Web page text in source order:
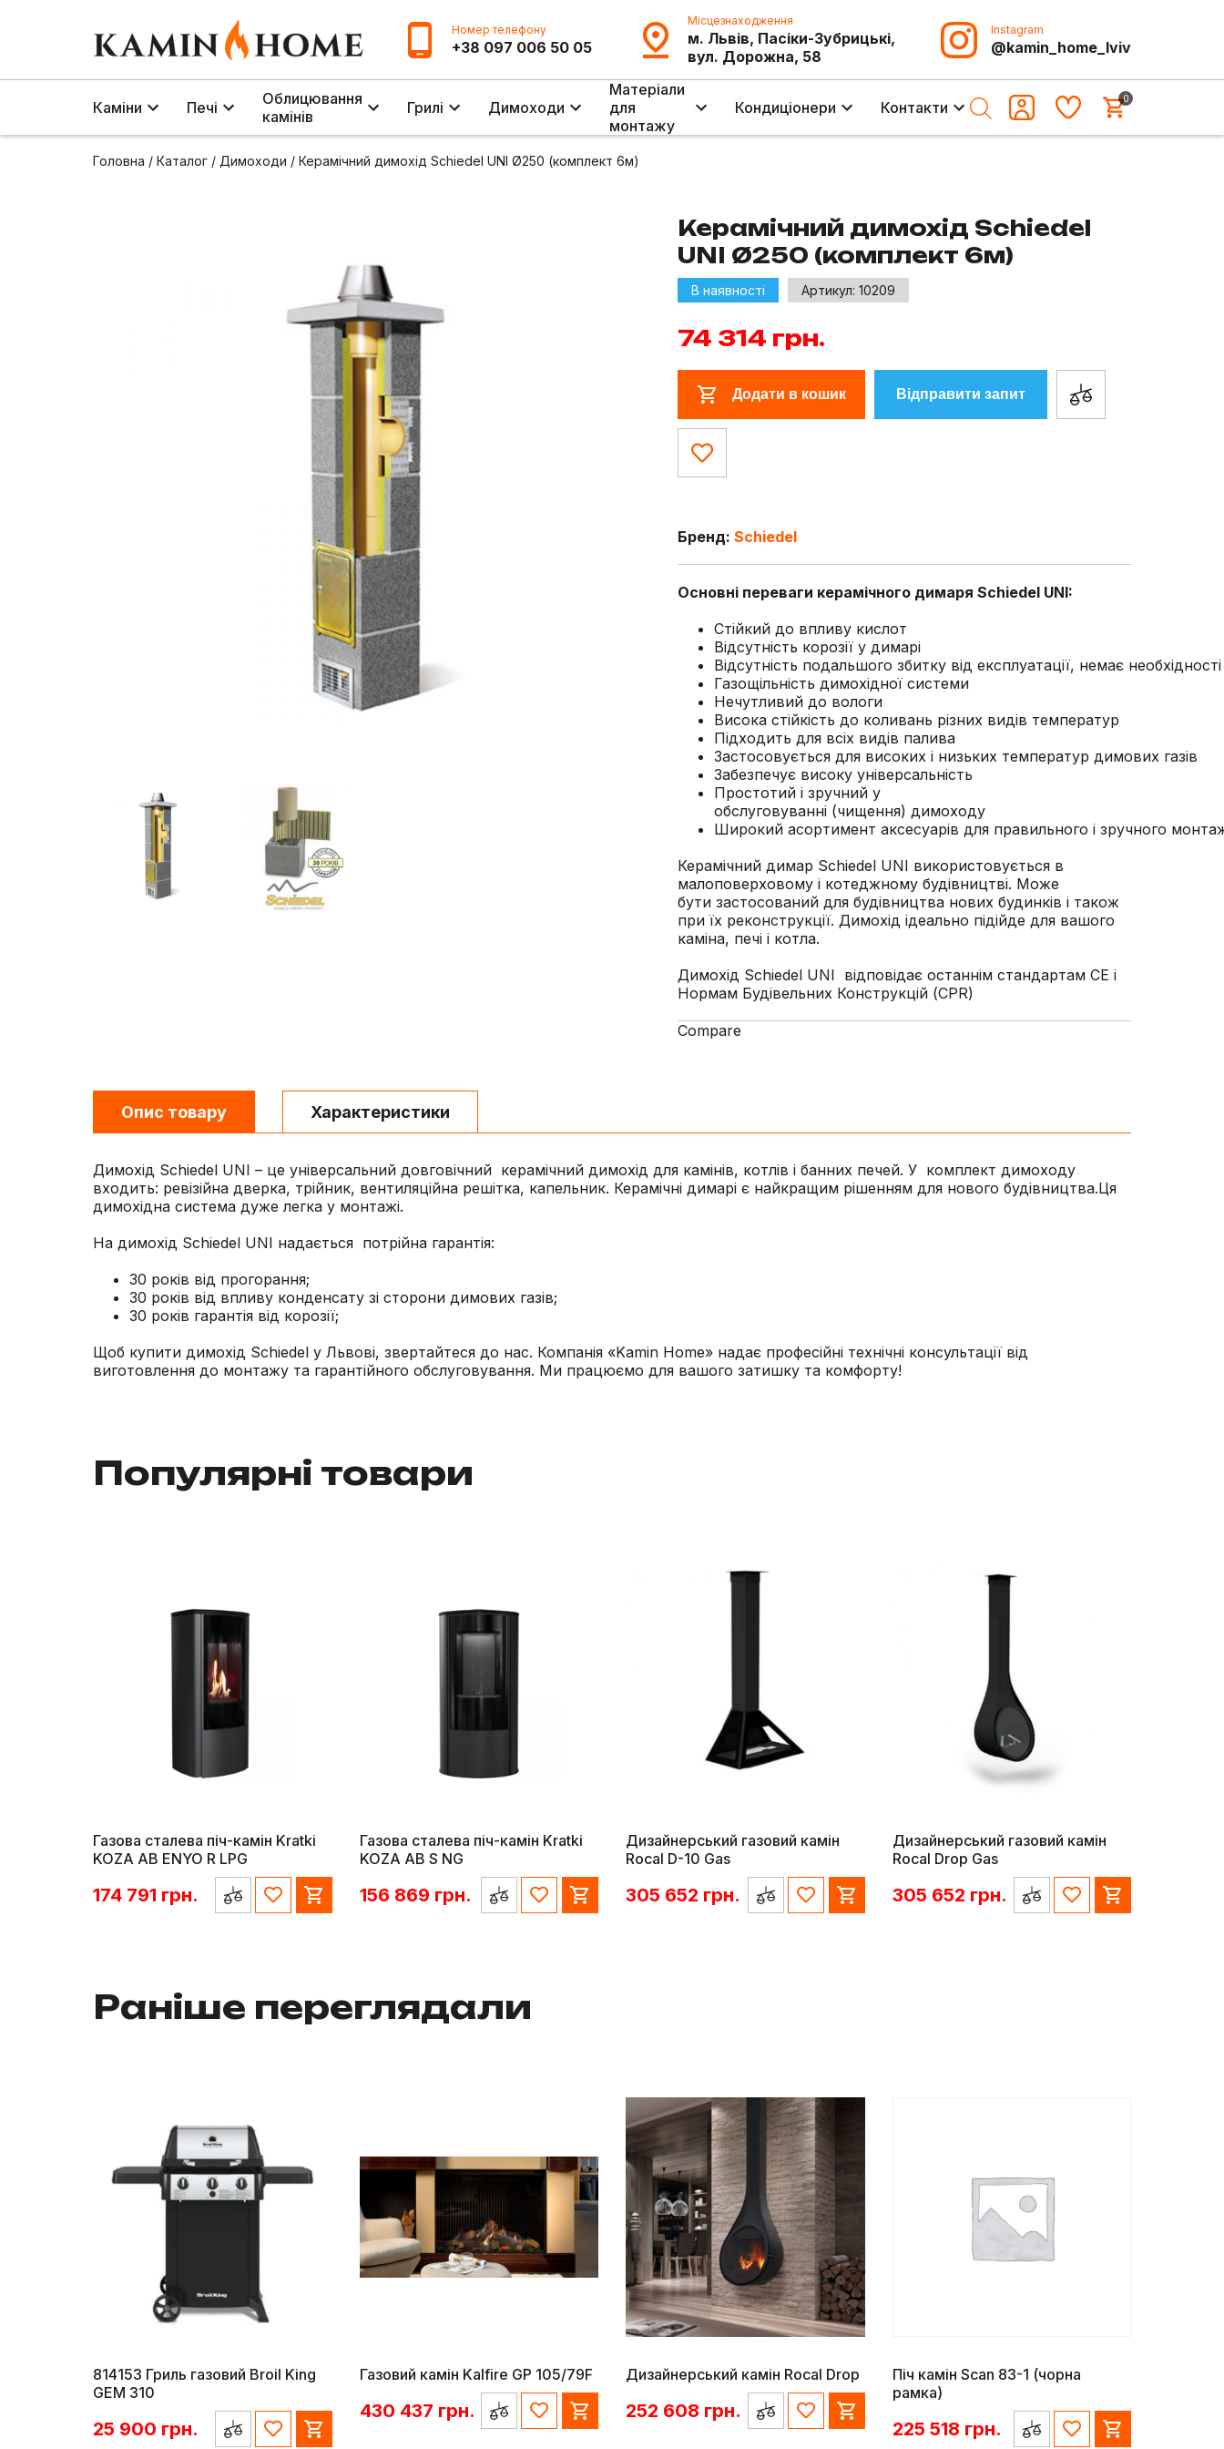
Номер телефону
+38 097 006 50 05
Місцезнаходження
м. Львів, Пасіки-Зубрицькі,
вул. Дорожна, 58
Instagram
@kamin_home_lviv
Каміни Печі
Облицювання
камінів
Грилі Димоходи
Матеріали
для
монтажу
Кондиціонери Контакти 0
Головна / Каталог / Димоходи / Керамічний димохід Schiedel UNI Ø250 (комплект 6м)
Керамічний димохід Schiedel
UNI Ø250 (комплект 6м)
В наявності Артикул: 10209
74 314 грн.
Додати в кошик Відправити запит
Бренд: Schiedel
Основні переваги керамічного димаря Schiedel UNI:
Стійкий до впливу кислот
Відсутність корозії у димарі
Відсутність подальшого збитку від експлуатації, немає необхідності
Газощільність димохідної системи
Нечутливий до вологи
Висока стійкість до коливань різних видів температур
Підходить для всіх видів палива
Застосовується для високих і низьких температур димових газів
Забезпечує високу універсальність
Простотий і зручний у
обслуговуванні (чищення) димоходу
Широкий асортимент аксесуарів для правильного і зручного
Керамічний димар Schiedel UNI використовується в
малоповерховому і котеджному будівництві. Може
бути застосований для будівництва нових будинків і також
при їх реконструкції. Димохід ідеально підійде для вашого
каміна, печі і котла.
Димохід Schiedel UNI відповідає останнім стандартам CE і
Нормам Будівельних Конструкцій (CPR)
Compare
Опис товару Характеристики
Димохід Schiedel UNI – це універсальний довговічний керамічний димохід для камінів, котлів і банних печей. У комплект димоходу
входить: ревізійна дверка, трійник, вентиляційна решітка, капельник. Керамічні димарі є найкращим рішенням для нового будівництва.Ця
димохідна система дуже легка у монтажі.
На димохід Schiedel UNI надається потрійна гарантія:
30 років від прогорання;
30 років від впливу конденсату зі сторони димових газів;
30 років гарантія від корозії;
Щоб купити димохід Schiedel у Львові, звертайтеся до нас. Компанія «Kamin Home» надає професійні технічні консультації від
виготовлення до монтажу та гарантійного обслуговування. Ми працюємо для вашого затишку та комфорту!
Популярні товари
Газова сталева піч-камін Kratki
KOZA AB ENYO R LPG
174 791 грн.
Газова сталева піч-камін Kratki
KOZA AB S NG
156 869 грн.
Дизайнерський газовий камін
Rocal D-10 Gas
305 652 грн.
Дизайнерський газовий камін
Rocal Drop Gas
305 652 грн.
Раніше переглядали
814153 Гриль газовий Broil King
GEM 310
25 900 грн.
Газовий камін Kalfire GP 105/79F
430 437 грн.
Дизайнерський камін Rocal Drop
252 608 грн.
Піч камін Scan 83-1 (чорна
рамка)
225 518 грн.